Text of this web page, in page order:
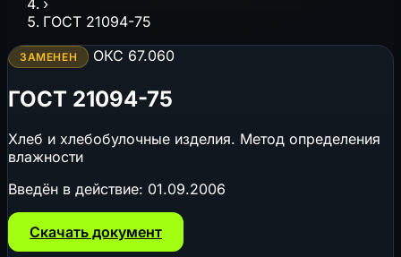
›
ГОСТ 21094-75
ЗАМЕНЕН ОКС 67.060
ГОСТ 21094-75
Хлеб и хлебобулочные изделия. Метод определения
влажности
Введён в действие: 01.09.2006
Скачать документ